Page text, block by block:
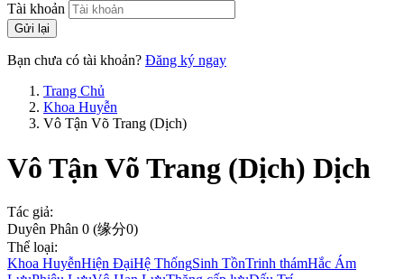
Tài khoản
Gửi lại
Bạn chưa có tài khoản? Đăng ký ngay
Trang Chủ
Khoa Huyễn
Vô Tận Võ Trang (Dịch)
Vô Tận Võ Trang (Dịch) Dịch
Tác giả:
Duyên Phân 0 (缘分0)
Thể loại:
Khoa HuyễnHiện ĐạiHệ ThốngSinh TồnTrinh thámHắc Ám